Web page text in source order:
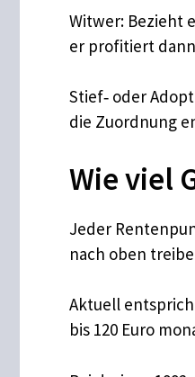
​Witwer: Bezieht
er profitiert
​Stief‑ oder
die Zuordnung
Wie viel
Jeder
nach oben
​Aktuell
bis 120 Euro